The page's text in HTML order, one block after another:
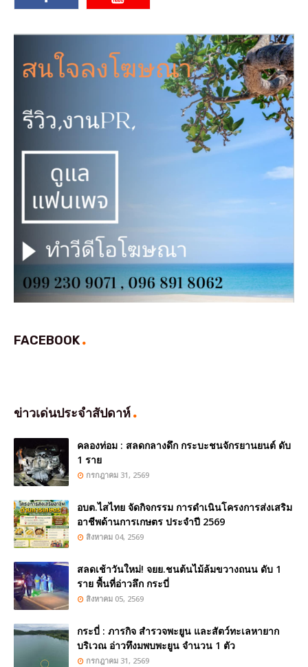
FACEBOOK
ข่าวเด่นประจำสัปดาห์
คลองท่อม : สลดกลางดึก กระบะชนจักรยานยนต์ ดับ
1 ราย
กรกฎาคม 31, 2569
อบต.ไสไทย จัดกิจกรรม การดำเนินโครงการส่งเสริม
อาชีพด้านการเกษตร ประจำปี 2569
สิงหาคม 04, 2569
สลดเช้าวันใหม่! จยย.ชนต้นไม้ล้มขวางถนน ดับ 1
ราย พื้นที่อ่าวลึก กระบี่
สิงหาคม 05, 2569
กระบี่ : ภารกิจ สำรวจพะยูน และสัตว์ทะเลหายาก
บริเวณ อ่าวทึงมพบพะยูน จำนวน 1 ตัว
กรกฎาคม 31, 2569